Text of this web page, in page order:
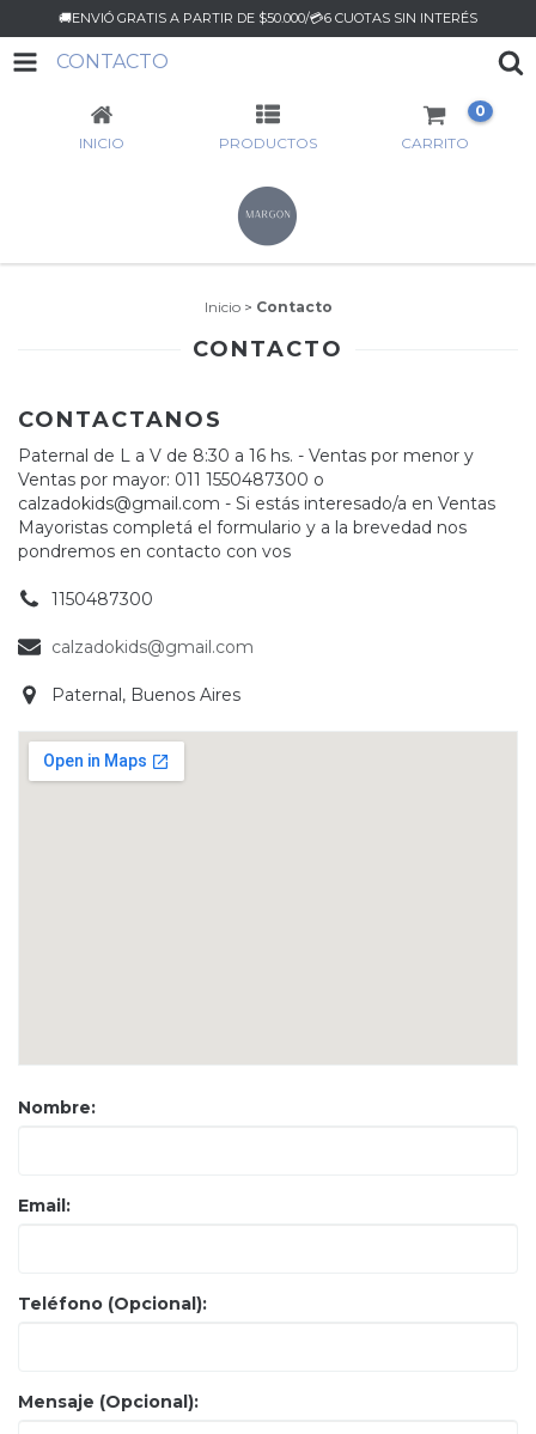
🚚ENVIÓ GRATIS A PARTIR DE $50.000/💳6 CUOTAS SIN INTERÉS
CONTACTO
INICIO PRODUCTOS CARRITO
0
Inicio > Contacto
CONTACTO
CONTACTANOS
Paternal de L a V de 8:30 a 16 hs. - Ventas por menor y
Ventas por mayor: 011 1550487300 o
calzadokids@gmail.com - Si estás interesado/a en Ventas
Mayoristas completá el formulario y a la brevedad nos
pondremos en contacto con vos
1150487300
calzadokids@gmail.com
Paternal, Buenos Aires
Nombre:
Email:
Teléfono (Opcional):
Mensaje (Opcional):